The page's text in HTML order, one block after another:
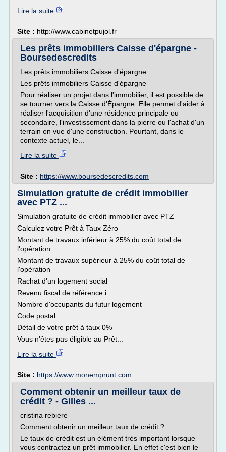
Lire la suite
Site : http://www.cabinetpujol.fr
Les prêts immobiliers Caisse d'épargne -
Boursedescredits
Les prêts immobiliers Caisse d'épargne
Les prêts immobiliers Caisse d'épargne
Pour réaliser un projet dans l'immobilier, il est possible de
se tourner vers la Caisse d'Épargne. Elle permet d'aider à
réaliser l'acquisition d'une résidence principale ou
secondaire, l'investissement dans la pierre ou l'achat d'un
terrain en vue d'une construction. Pourtant, dans le
contexte actuel, le...
Lire la suite
Site : https://www.boursedescredits.com
Simulation gratuite de crédit immobilier
avec PTZ ...
Simulation gratuite de crédit immobilier avec PTZ
Calculez votre Prêt à Taux Zéro
Montant de travaux inférieur à 25% du coût total de
l'opération
Montant de travaux supérieur à 25% du coût total de
l'opération
Rachat d'un logement social
Revenu fiscal de référence i
Nombre d'occupants du futur logement
Code postal
Détail de votre prêt à taux 0%
Vous n'êtes pas éligible au Prêt...
Lire la suite
Site : https://www.monemprunt.com
Comment obtenir un meilleur taux de
crédit ? - Gilles ...
cristina rebiere
Comment obtenir un meilleur taux de crédit ?
Le taux de crédit est un élément très important lorsque
vous contractez un prêt immobilier. En effet c'est bien le